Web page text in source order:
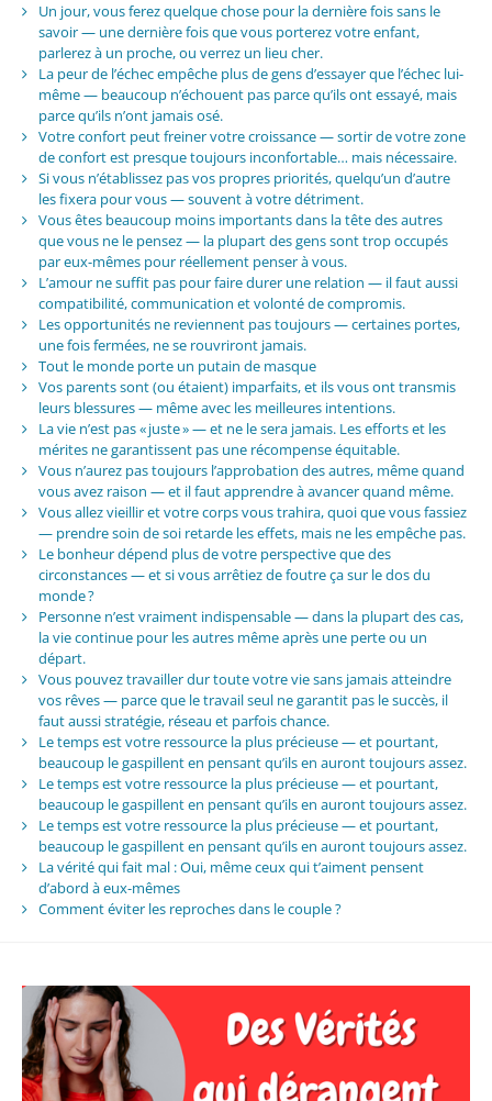
Un jour, vous ferez quelque chose pour la dernière fois sans le
savoir — une dernière fois que vous porterez votre enfant,
parlerez à un proche, ou verrez un lieu cher.
La peur de l’échec empêche plus de gens d’essayer que l’échec lui-
même — beaucoup n’échouent pas parce qu’ils ont essayé, mais
parce qu’ils n’ont jamais osé.
Votre confort peut freiner votre croissance — sortir de votre zone
de confort est presque toujours inconfortable… mais nécessaire.
Si vous n’établissez pas vos propres priorités, quelqu’un d’autre
les fixera pour vous — souvent à votre détriment.
Vous êtes beaucoup moins importants dans la tête des autres
que vous ne le pensez — la plupart des gens sont trop occupés
par eux-mêmes pour réellement penser à vous.
L’amour ne suffit pas pour faire durer une relation — il faut aussi
compatibilité, communication et volonté de compromis.
Les opportunités ne reviennent pas toujours — certaines portes,
une fois fermées, ne se rouvriront jamais.
Tout le monde porte un putain de masque
Vos parents sont (ou étaient) imparfaits, et ils vous ont transmis
leurs blessures — même avec les meilleures intentions.
La vie n’est pas « juste » — et ne le sera jamais. Les efforts et les
mérites ne garantissent pas une récompense équitable.
Vous n’aurez pas toujours l’approbation des autres, même quand
vous avez raison — et il faut apprendre à avancer quand même.
Vous allez vieillir et votre corps vous trahira, quoi que vous fassiez
— prendre soin de soi retarde les effets, mais ne les empêche pas.
Le bonheur dépend plus de votre perspective que des
circonstances — et si vous arrêtiez de foutre ça sur le dos du
monde ?
Personne n’est vraiment indispensable — dans la plupart des cas,
la vie continue pour les autres même après une perte ou un
départ.
Vous pouvez travailler dur toute votre vie sans jamais atteindre
vos rêves — parce que le travail seul ne garantit pas le succès, il
faut aussi stratégie, réseau et parfois chance.
Le temps est votre ressource la plus précieuse — et pourtant,
beaucoup le gaspillent en pensant qu’ils en auront toujours assez.
Le temps est votre ressource la plus précieuse — et pourtant,
beaucoup le gaspillent en pensant qu’ils en auront toujours assez.
Le temps est votre ressource la plus précieuse — et pourtant,
beaucoup le gaspillent en pensant qu’ils en auront toujours assez.
La vérité qui fait mal : Oui, même ceux qui t’aiment pensent
d’abord à eux-mêmes
Comment éviter les reproches dans le couple ?